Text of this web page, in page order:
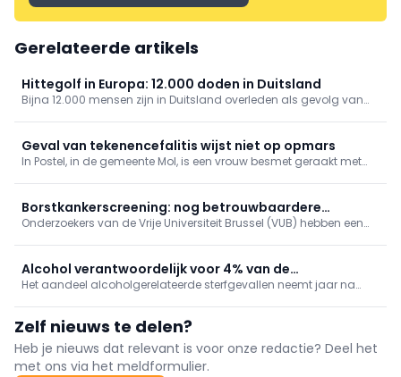
Gerelateerde artikels
Hittegolf in Europa: 12.000 doden in Duitsland
Bijna 12.000 mensen zijn in Duitsland overleden als gevolg van
Geval van tekenencefalitis wijst niet op opmars
In Postel, in de gemeente Mol, is een vrouw besmet geraakt met
Borstkankerscreening: nog betrouwbaardere
simulatiemodellen
Onderzoekers van de Vrije Universiteit Brussel (VUB) hebben een
borstkankerscreening.
Alcohol verantwoordelijk voor 4% van de
sterfgevallen in België
Het aandeel alcoholgerelateerde sterfgevallen neemt jaar na
Zelf nieuws te delen?
Heb je nieuws dat relevant is voor onze redactie? Deel het
met ons via het meldformulier.